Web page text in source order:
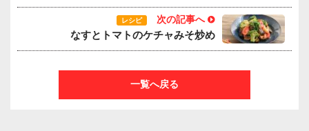
レシピ 次の記事へ
なすとトマトのケチャみそ炒め
一覧へ戻る